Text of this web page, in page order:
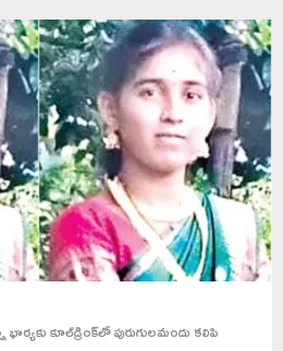
కూల్‌డ్రింక్‌లో పురుగులమందు కలిపి